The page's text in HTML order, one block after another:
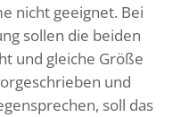
nicht geeignet. Bei
sollen die beiden
und gleiche Größe
und
soll das